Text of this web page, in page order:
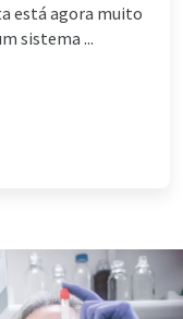
está agora muito
sistema ...